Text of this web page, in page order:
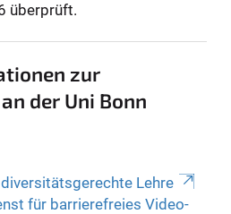
überprüft.
zur
der Uni Bonn
Lehre
für barrierefreies Video-